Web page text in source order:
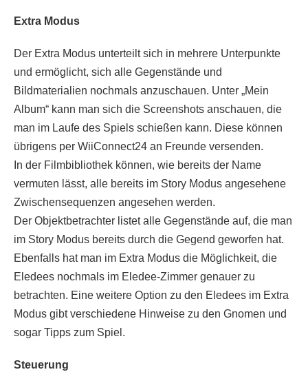
Extra Modus
Der Extra Modus unterteilt sich in mehrere Unterpunkte
und ermöglicht, sich alle Gegenstände und
Bildmaterialien nochmals anzuschauen. Unter „Mein
Album“ kann man sich die Screenshots anschauen, die
man im Laufe des Spiels schießen kann. Diese können
übrigens per WiiConnect24 an Freunde versenden.
In der Filmbibliothek können, wie bereits der Name
vermuten lässt, alle bereits im Story Modus angesehene
Zwischensequenzen angesehen werden.
Der Objektbetrachter listet alle Gegenstände auf, die man
im Story Modus bereits durch die Gegend geworfen hat.
Ebenfalls hat man im Extra Modus die Möglichkeit, die
Eledees nochmals im Eledee-Zimmer genauer zu
betrachten. Eine weitere Option zu den Eledees im Extra
Modus gibt verschiedene Hinweise zu den Gnomen und
sogar Tipps zum Spiel.
Steuerung